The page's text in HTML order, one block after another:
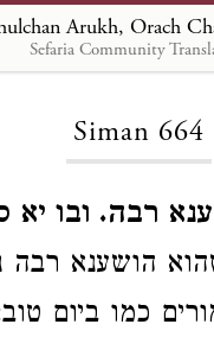
Arukh, Orach
Sefaria Community
Loading...
Siman 664
רבה. ובו יא
הושענא רבה
כמו ביום